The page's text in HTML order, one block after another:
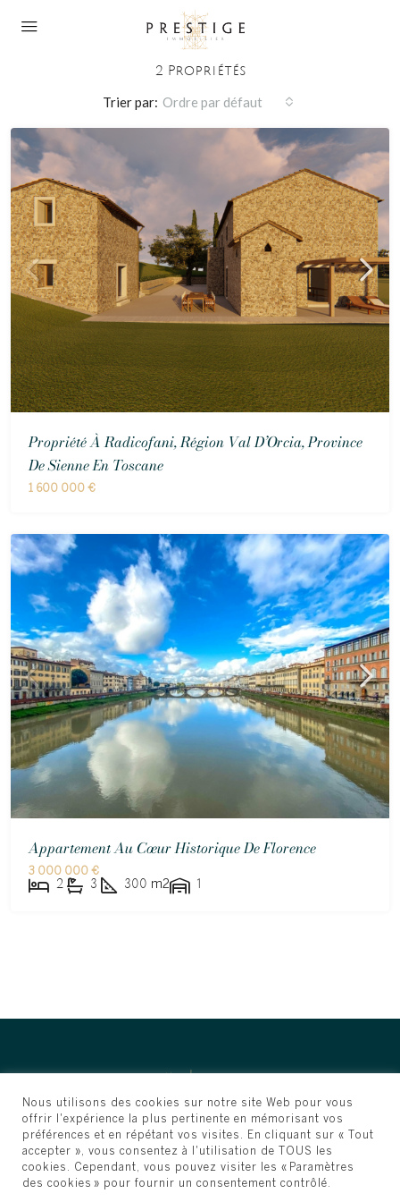
International
2 Propriétés
Trier par: Ordre par défaut
Propriété À Radicofani, Région Val D’Orcia, Province
De Sienne En Toscane
1 600 000 €
Appartement Au Cœur Historique De Florence
3 000 000 €
2 3 300 m2 1
Nous utilisons des cookies sur notre site Web pour vous
offrir l'expérience la plus pertinente en mémorisant vos
préférences et en répétant vos visites. En cliquant sur « Tout
accepter », vous consentez à l'utilisation de TOUS les
cookies. Cependant, vous pouvez visiter les « Paramètres
des cookies » pour fournir un consentement contrôlé.